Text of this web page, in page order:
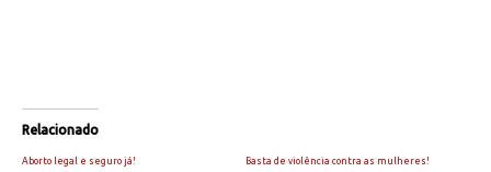
Relacionado
Aborto legal e seguro já! Basta de violência contra as mulheres!